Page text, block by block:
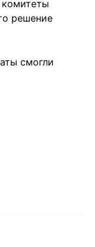
комитеты
решение
смогли
Viber
в Whatsapp
в Messenger
в LinkedIn
Google news
в Viber
в LinkedIn